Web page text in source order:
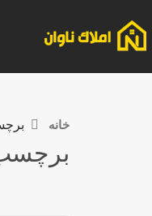
خانه